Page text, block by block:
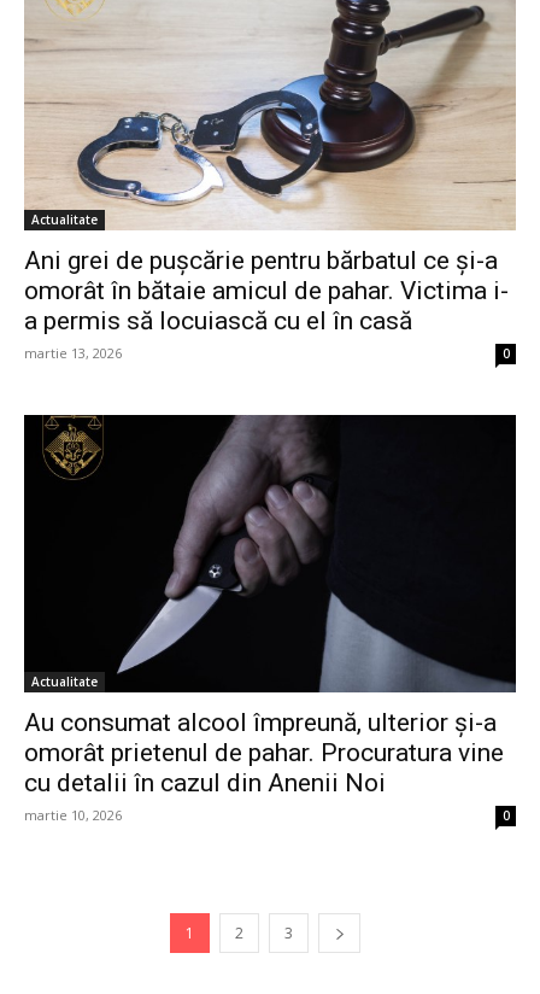
Actualitate
Ani grei de pușcărie pentru bărbatul ce și-a
omorât în bătaie amicul de pahar. Victima i-
a permis să locuiască cu el în casă
martie 13, 2026 0
Actualitate
Au consumat alcool împreună, ulterior și-a
omorât prietenul de pahar. Procuratura vine
cu detalii în cazul din Anenii Noi
martie 10, 2026 0
1 2 3